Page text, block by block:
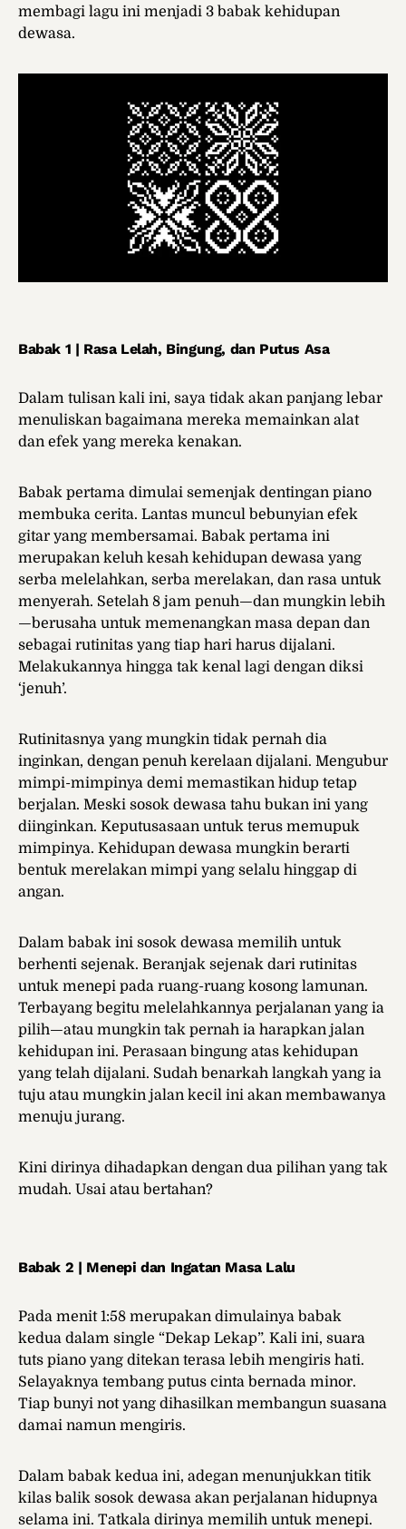
membagi lagu ini menjadi 3 babak kehidupan
dewasa.
Babak 1 | Rasa Lelah, Bingung, dan Putus Asa
Dalam tulisan kali ini, saya tidak akan panjang lebar
menuliskan bagaimana mereka memainkan alat
dan efek yang mereka kenakan.
Babak pertama dimulai semenjak dentingan piano
membuka cerita. Lantas muncul bebunyian efek
gitar yang membersamai. Babak pertama ini
merupakan keluh kesah kehidupan dewasa yang
serba melelahkan, serba merelakan, dan rasa untuk
menyerah. Setelah 8 jam penuh—dan mungkin lebih
—berusaha untuk memenangkan masa depan dan
sebagai rutinitas yang tiap hari harus dijalani.
Melakukannya hingga tak kenal lagi dengan diksi
‘jenuh’.
Rutinitasnya yang mungkin tidak pernah dia
inginkan, dengan penuh kerelaan dijalani. Mengubur
mimpi-mimpinya demi memastikan hidup tetap
berjalan. Meski sosok dewasa tahu bukan ini yang
diinginkan. Keputusasaan untuk terus memupuk
mimpinya. Kehidupan dewasa mungkin berarti
bentuk merelakan mimpi yang selalu hinggap di
angan.
Dalam babak ini sosok dewasa memilih untuk
berhenti sejenak. Beranjak sejenak dari rutinitas
untuk menepi pada ruang-ruang kosong lamunan.
Terbayang begitu melelahkannya perjalanan yang ia
pilih—atau mungkin tak pernah ia harapkan jalan
kehidupan ini. Perasaan bingung atas kehidupan
yang telah dijalani. Sudah benarkah langkah yang ia
tuju atau mungkin jalan kecil ini akan membawanya
menuju jurang.
Kini dirinya dihadapkan dengan dua pilihan yang tak
mudah. Usai atau bertahan?
Babak 2 | Menepi dan Ingatan Masa Lalu
Pada menit 1:58 merupakan dimulainya babak
kedua dalam single “Dekap Lekap”. Kali ini, suara
tuts piano yang ditekan terasa lebih mengiris hati.
Selayaknya tembang putus cinta bernada minor.
Tiap bunyi not yang dihasilkan membangun suasana
damai namun mengiris.
Dalam babak kedua ini, adegan menunjukkan titik
kilas balik sosok dewasa akan perjalanan hidupnya
selama ini. Tatkala dirinya memilih untuk menepi.